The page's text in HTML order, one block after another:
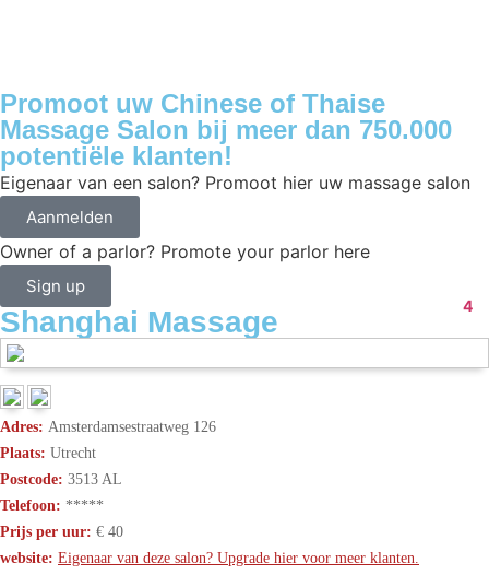
Promoot uw Chinese of Thaise
Massage Salon bij meer dan 750.000
potentiële klanten!
Eigenaar van een salon? Promoot hier uw massage salon
Aanmelden
Owner of a parlor? Promote your parlor here
Sign up
Shanghai Massage 4
Adres: Amsterdamsestraatweg 126
Plaats: Utrecht
Postcode: 3513 AL
Telefoon: *****
Prijs per uur: € 40
website: Eigenaar van deze salon? Upgrade hier voor meer klanten.